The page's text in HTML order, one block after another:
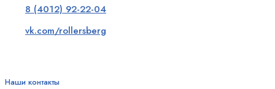
8 (4012) 92-22-04
vk.com/rollersberg
Наши контакты